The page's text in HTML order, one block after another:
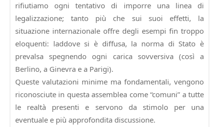
rifiutiamo ogni tentativo di imporre una linea di
legalizzazione; tanto più che sui suoi effetti, la
situazione internazionale offre degli esempi fin troppo
eloquenti: laddove si è diffusa, la norma di Stato è
prevalsa spegnendo ogni carica sovversiva (così a
Berlino, a Ginevra e a Parigi).
Queste valutazioni minime ma fondamentali, vengono
riconosciute in questa assemblea come “comuni” a tutte
le realtà presenti e servono da stimolo per una
eventuale e più approfondita discussione.